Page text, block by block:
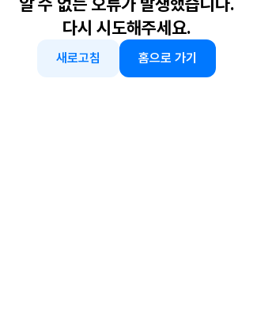
다시 시도해주세요.
새로고침 홈으로 가기